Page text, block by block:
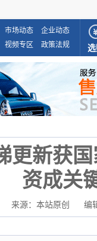
市场动态
企业动态
视频专区 政策法规
更新获
资成关
来源：本站原创 编